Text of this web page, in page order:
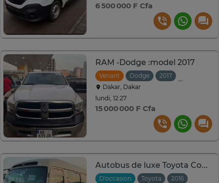
6 500 000 F Cfa
RAM -Dodge :model 2017
Venant Dodge 2017
Dakar, Dakar
lundi, 12:27
15 000 000 F Cfa
Autobus de luxe Toyota Coaster 20 Places Autobus Coaster
D'occasion Toyota 2016